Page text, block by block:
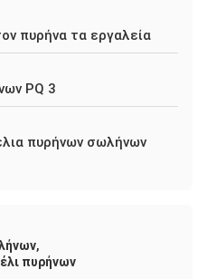
πυρήνα τα εργαλεία
PQ 3
πυρήνων σωλήνων
,
πυρήνων